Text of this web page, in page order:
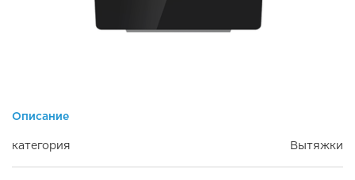
Описание
категория Вытяжки